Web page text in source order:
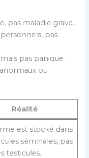
pas maladie grave.
pas
pas panique.
ou
Réalité
est stocké dans
séminales, pas
testicules.